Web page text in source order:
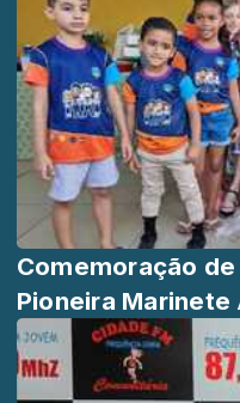
Comemoração
Pioneira Marinete